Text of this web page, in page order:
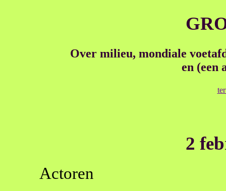
Over milieu, mondiale
en (een
2
Actoren